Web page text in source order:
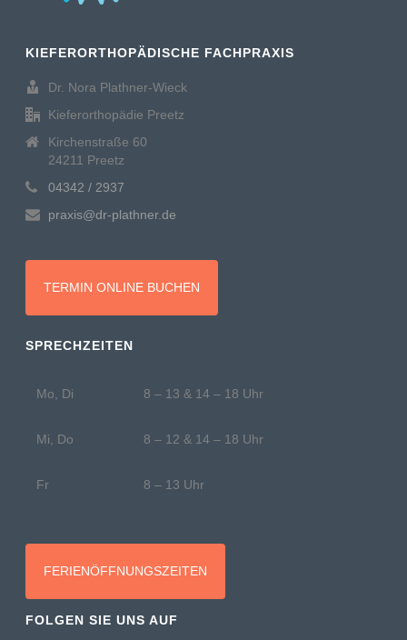
KIEFERORTHOPÄDISCHE FACHPRAXIS
Dr. Nora Plathner-Wieck
Kieferorthopädie Preetz
Kirchenstraße 60
24211 Preetz
04342 / 2937
praxis@dr-plathner.de
TERMIN ONLINE BUCHEN
SPRECHZEITEN
Mo, Di 8 – 13 & 14 – 18 Uhr
Mi, Do 8 – 12 & 14 – 18 Uhr
Fr 8 – 13 Uhr
FERIENÖFFNUNGSZEITEN
FOLGEN SIE UNS AUF